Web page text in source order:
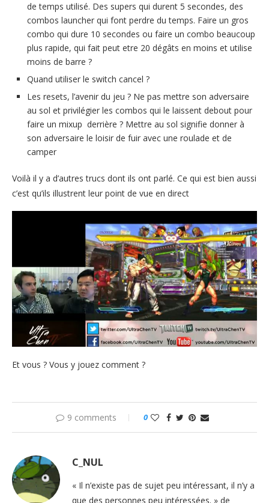
de temps utilisé. Des supers qui durent 5 secondes, des
combos launcher qui font perdre du temps. Faire un gros
combo qui dure 10 secondes ou faire un combo beaucoup
plus rapide, qui fait peut etre 20 dégâts en moins et utilise
moins de barre ?
Quand utiliser le switch cancel ?
Les resets, l’avenir du jeu ? Ne pas mettre son adversaire
au sol et privilégier les combos qui le laissent debout pour
faire un mixup derrière ? Mettre au sol signifie donner à
son adversaire le loisir de fuir avec une roulade et de
camper
Voilà il y a d’autres trucs dont ils ont parlé. Ce qui est bien aussi
c’est qu’ils illustrent leur point de vue en direct
Et vous ? Vous y jouez comment ?
9 comments 0
C_NUL
« Il n’existe pas de sujet peu intéressant, il n’y a
que des personnes peu intéressées. » de